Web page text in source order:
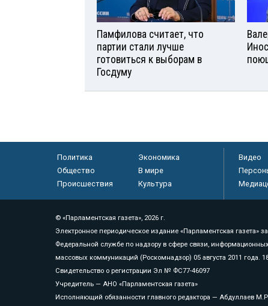
Памфилова считает, что
партии стали лучше
готовиться к выборам в
Госдуму
Политика
Экономика
Общество
В мире
Происшествия
Культура
Видео
© «Парламентская газета», 2026 г.
Электронное периодическое издание «Парламентская газета»
Федеральной службе по надзору в сфере связи,
массовых коммуникаций (Роскомнадзор) 05 августа 2011 года.
Свидетельство о регистрации Эл № ФС77-46097
Учредитель — АНО «Парламентская газета»
Исполняющий обязанности главного редактора — Абдуллаев